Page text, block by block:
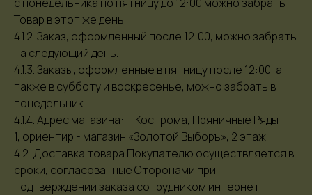
Товар в этот же день.
4.1.2. Заказ, оформленный после 12:00, можно забрать
на следующий день.
4.1.3. Заказы, оформленные в пятницу после 12:00, а
также в субботу и воскресенье, можно забрать в
понедельник.
4.1.4. Адрес магазина: г. Кострома, Пряничные Ряды
1, ориентир - магазин «Золотой Выборъ», 2 этаж.
4.2. Доставка товара Покупателю осуществляется в
сроки, согласованные Сторонами при
подтверждении заказа сотрудником интернет-